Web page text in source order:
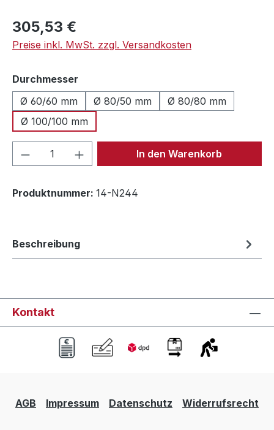
Regulärer Preis:
305,53 €
Preise inkl. MwSt. zzgl. Versandkosten
Durchmesser
Ø 60/60 mm
Ø 80/50 mm
Ø 80/80 mm
Ø 100/100 mm
Produkt Anzahl: Gib denIn den Warenkorb
Produktnummer: 14-N244
Beschreibung
Kontakt
AGB Impressum Datenschutz Widerrufsrecht